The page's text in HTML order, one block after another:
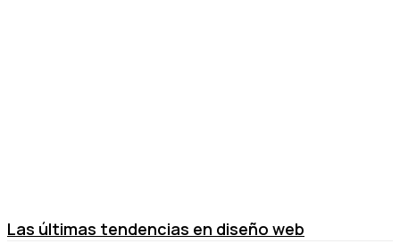
Las últimas tendencias en diseño web